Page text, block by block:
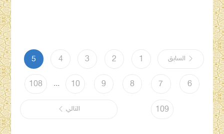
السابق 1
2
3
4
5
6
7
8
9
10
...
108
109 التالي